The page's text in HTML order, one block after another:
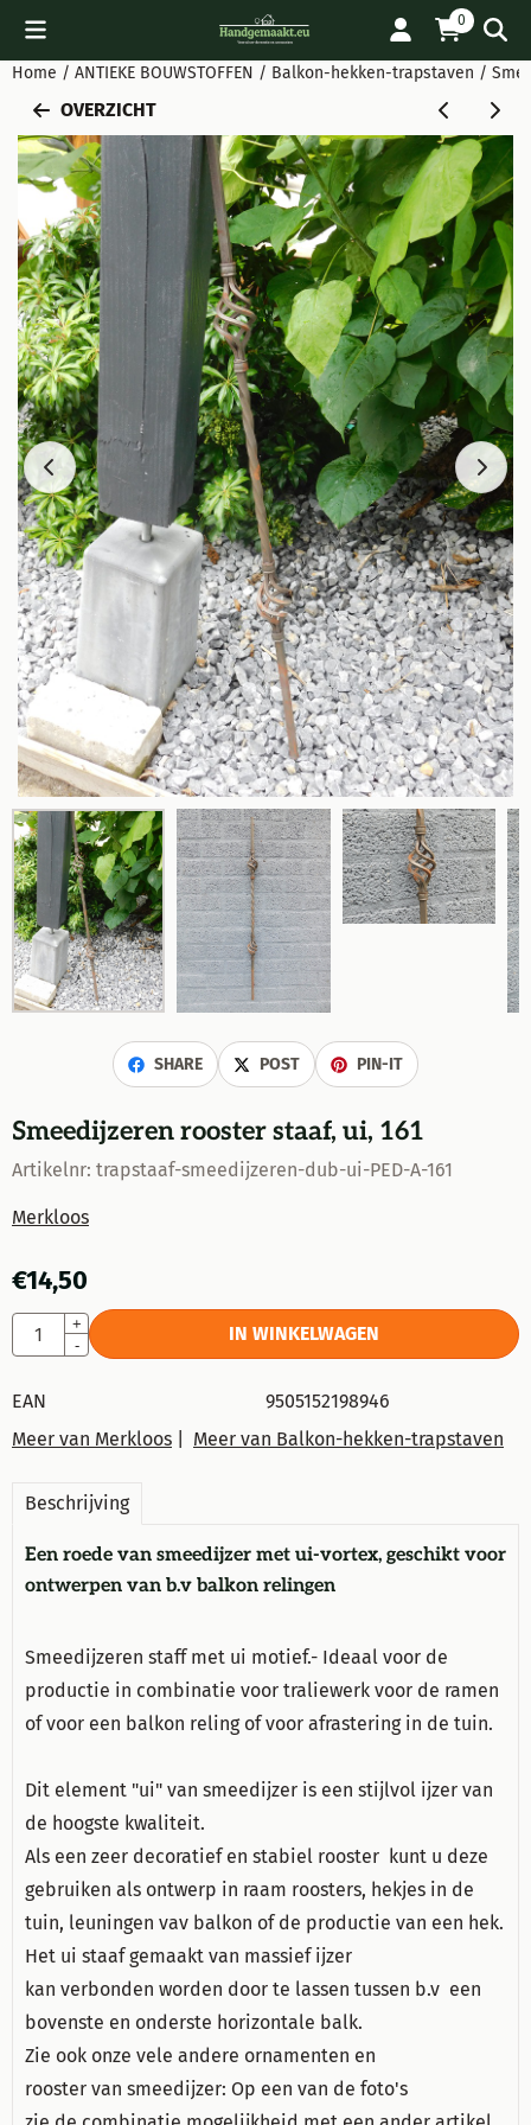
Cookievoorkeuren zijn beschikbaar. Kies instellingen of sta
0
Home / ANTIEKE BOUWSTOFFEN / Balkon-hekken-trapstaven /
OVERZICHT
SHARE POST PIN-IT
Smeedijzeren rooster staaf, ui, 161
Artikelnr: trapstaaf-smeedijzeren-dub-ui-PED-A-161
Merkloos
€14,50
Aantal
+
-
IN WINKELWAGEN
EAN
9505152198946
Meer van Merkloos
Meer van Balkon-hekken-trapstaven
Beschrijving
Een roede van smeedijzer met ui-vortex, geschikt voor
ontwerpen van b.v balkon relingen
Smeedijzeren staff met ui motief.- Ideaal voor de
productie in combinatie voor traliewerk voor de ramen
of voor een balkon reling of voor afrastering in de tuin.
Dit element "ui" van smeedijzer is een stijlvol ijzer van
de hoogste kwaliteit.
Als een zeer decoratief en stabiel rooster kunt u deze
gebruiken als ontwerp in raam roosters, hekjes in de
tuin, leuningen vav balkon of de productie van een hek.
Het ui staaf gemaakt van massief ijzer
kan verbonden worden door te lassen tussen b.v een
bovenste en onderste horizontale balk.
Zie ook onze vele andere ornamenten en
rooster van smeedijzer: Op een van de foto's